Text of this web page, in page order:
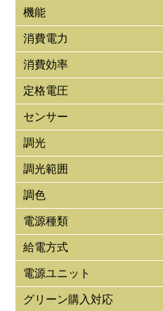
機能
消費電力
消費効率
定格電圧
センサー
調光
調光範囲
調色
電源種類
給電方式
電源ユニット
グリーン購入対応